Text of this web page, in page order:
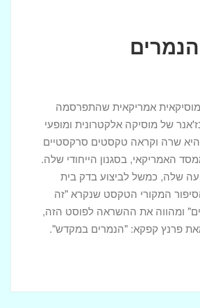
מוסיקאית אמריקאית שהתפרסמה
של מוסיקה אלקטרונית ומופעי
שרה וקראה טקסטים סרקסטיים
האמריקאי, בסגנון הייחודי שלה.
שלה, כמשל לביצוע בדק בית
המקורי הטקסט שנקרא "זה
ומהווה את ההשראה לפוסט הזה,
פרנץ קפקא: "הנמרים במקדש".